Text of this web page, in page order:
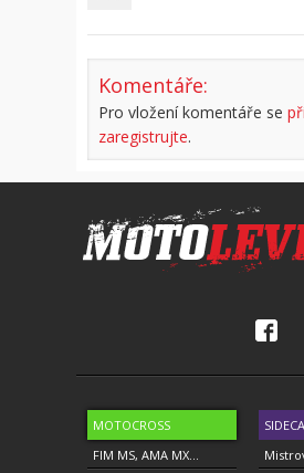
Komentáře:
Pro vložení komentáře se
zaregistrujte.
MOTOCROSS
FIM MS, AMA MX...